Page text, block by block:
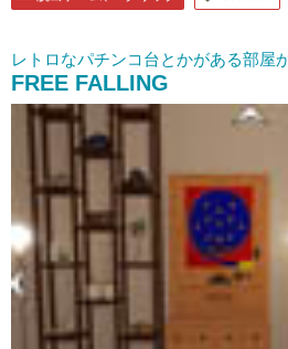
レトロなパチンコ台とかがある部屋
FREE FALLING